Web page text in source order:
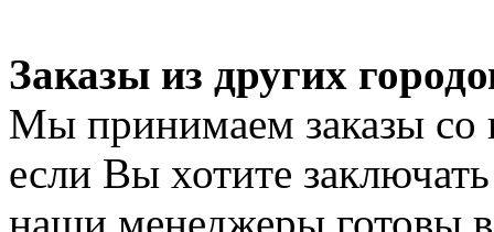
Заказы из других
Мы принимаем заказы со
если Вы хотите
наши менеджеры готовы